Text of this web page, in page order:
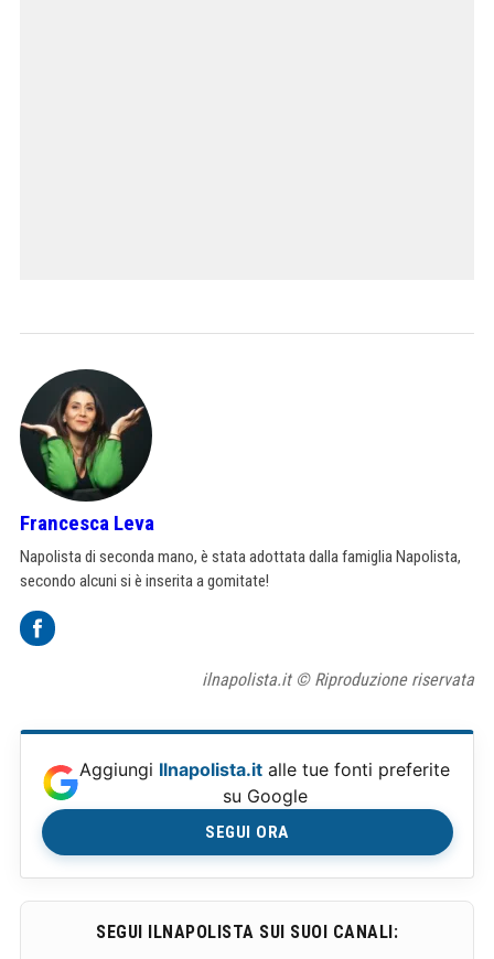
Francesca Leva
Napolista di seconda mano, è stata adottata dalla famiglia Napolista,
secondo alcuni si è inserita a gomitate!
ilnapolista.it © Riproduzione riservata
Aggiungi Ilnapolista.it alle tue fonti preferite
su Google
SEGUI ORA
SEGUI ILNAPOLISTA SUI SUOI CANALI: